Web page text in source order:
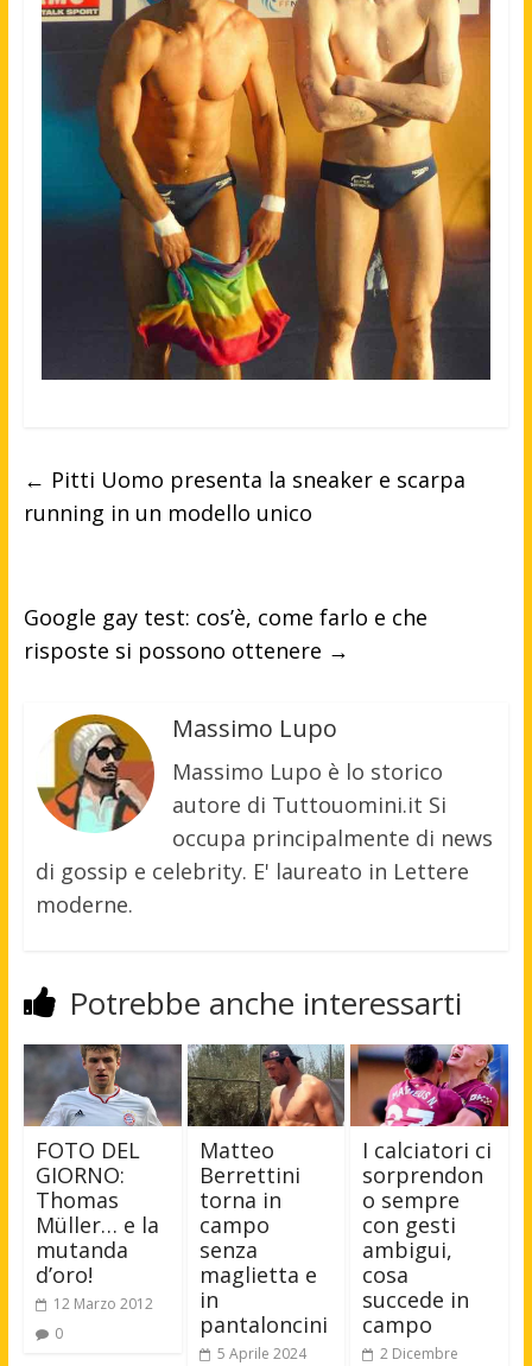
← Pitti Uomo presenta la sneaker e scarpa
running in un modello unico
Google gay test: cos’è, come farlo e che
risposte si possono ottenere →
Massimo Lupo
Massimo Lupo è lo storico
autore di Tuttouomini.it Si
occupa principalmente di news
di gossip e celebrity. E' laureato in Lettere
moderne.
Potrebbe anche interessarti
FOTO DEL
GIORNO:
Thomas
Müller… e la
mutanda
d’oro!
12 Marzo 2012
0
Matteo
Berrettini
torna in
campo
senza
maglietta e
in
pantaloncini
5 Aprile 2024
I calciatori ci
sorprendon
o sempre
con gesti
ambigui,
cosa
succede in
campo
2 Dicembre